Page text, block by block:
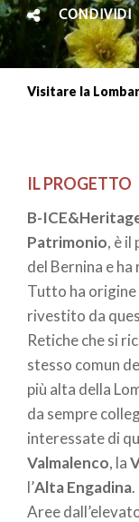
CONDIVIDI
pane
Visitare la
IL PROGETTO
B-
Patrimonio, è il
del Bernina e
Tutto ha
rivestito da
Retiche che si
stesso comun
più alta della
da sempre
interessate di
Valmalenco, la
l’Alta Engadina.
Aree